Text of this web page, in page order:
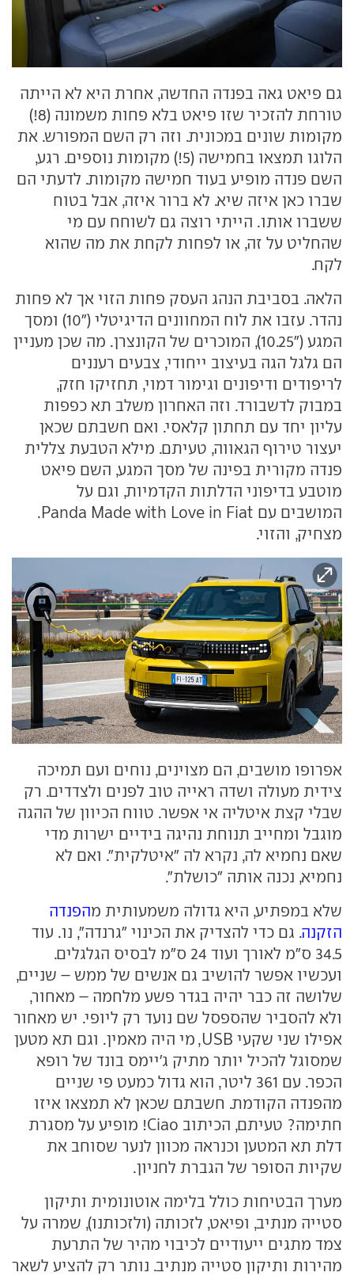
גם פיאט גאה בפנדה החדשה, אחרת היא לא הייתה
טורחת להזכיר שזו פיאט בלא פחות משמונה (8!)
מקומות שונים במכונית. וזה רק השם המפורש. את
הלוגו תמצאו בחמישה (5!) מקומות נוספים. רגע,
השם פנדה מופיע בעוד חמישה מקומות. לדעתי הם
שברו כאן איזה שיא. לא ברור איזה, אבל בטוח
ששברו אותו. הייתי רוצה גם לשוחח עם מי
שהחליט על זה, או לפחות לקחת את מה שהוא
לקח.
הלאה. בסביבת הנהג העסק פחות הזוי אך לא פחות
נהדר. עזבו את לוח המחוונים הדיגיטלי ("10) ומסך
המגע ("10.25), המוכרים של הקונצרן. מה שכן מעניין
הם גלגל הגה בעיצוב ייחודי, צבעים רעננים
לריפודים ודיפונים וגימור דמוי, תחזיקו חזק,
במבוק לדשבורד. וזה האחרון משלב תא כפפות
עליון יחד עם תחתון קלאסי. ואם חשבתם שכאן
יעצור טירוף הגאווה, טעיתם. מילא הטבעת צללית
פנדה מקורית בפינה של מסך המגע, השם פיאט
מוטבע בדיפוני הדלתות הקדמיות, וגם על
המושבים עם Panda Made with Love in Fiat.
מצחיק, והזוי.
אפרופו מושבים, הם מצוינים, נוחים ועם תמיכה
צידית מעולה ושדה ראייה טוב לפנים ולצדדים. רק
שבלי קצת איטליה אי אפשר. טווח הכיוון של ההגה
מוגבל ומחייב תנוחת נהיגה בידיים ישרות מדי
שאם נחמיא לה, נקרא לה "איטלקית". ואם לא
נחמיא, נכנה אותה "כושלת".
שלא במפתיע, היא גדולה משמעותית מהפנדה
הזקנה. גם כדי להצדיק את הכינוי "גרנדה", נו. עוד
34.5 ס"מ לאורך ועוד 24 ס"מ לבסיס הגלגלים.
ועכשיו אפשר להושיב גם אנשים של ממש – שניים,
שלושה זה כבר יהיה בגדר פשע מלחמה – מאחור,
ולא להסביר שהספסל שם נועד רק ליופי. יש מאחור
אפילו שני שקעי USB, מי היה מאמין. וגם תא מטען
שמסוגל להכיל יותר מתיק ג'יימס בונד של רופא
הכפר. עם 361 ליטר, הוא גדול כמעט פי שניים
מהפנדה הקודמת. חשבתם שכאן לא תמצאו איזו
חתימה? טעיתם, הכיתוב Ciao! מופיע על מסגרת
דלת תא המטען וכנראה מכוון לנער שסוחב את
שקיות הסופר של הגברת לחניון.
מערך הבטיחות כולל בלימה אוטונומית ותיקון
סטייה מנתיב, ופיאט, לזכותה (ולזכותנו), שמרה על
צמד מתגים ייעודיים לכיבוי מהיר של התרעת
מהירות ותיקון סטייה מנתיב. נותר רק להציע לשאר